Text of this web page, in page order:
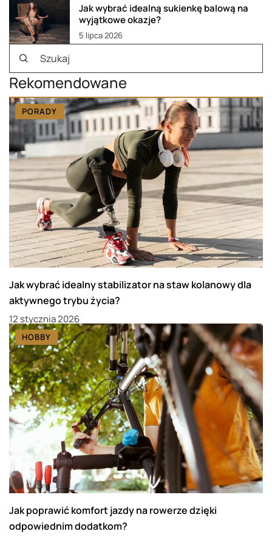
Jak wybrać idealną sukienkę balową na
wyjątkowe okazje?
5 lipca 2026
Rekomendowane
PORADY
Jak wybrać idealny stabilizator na staw kolanowy dla
aktywnego trybu życia?
12 stycznia 2026
HOBBY
Jak poprawić komfort jazdy na rowerze dzięki
odpowiednim dodatkom?